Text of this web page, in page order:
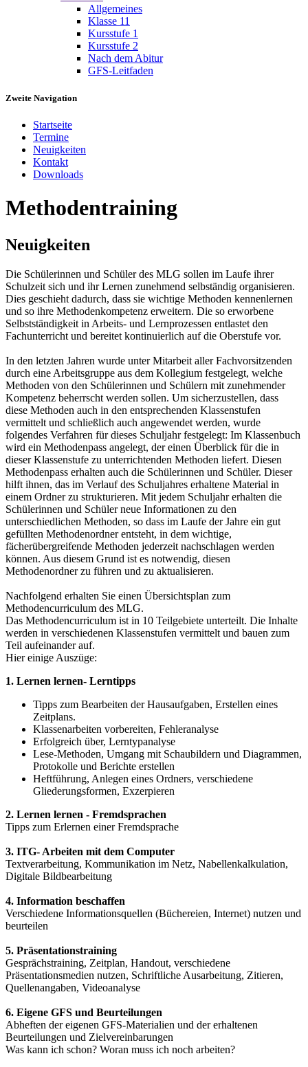
Allgemeines
Klasse 11
Kursstufe 1
Kursstufe 2
Nach dem Abitur
GFS-Leitfaden
Zweite Navigation
Startseite
Termine
Neuigkeiten
Kontakt
Downloads
Methodentraining
Neuigkeiten
Die Schülerinnen und Schüler des MLG sollen im Laufe ihrer
Schulzeit sich und ihr Lernen zunehmend selbständig organisieren.
Dies geschieht dadurch, dass sie wichtige Methoden kennenlernen
und so ihre Methodenkompetenz erweitern. Die so erworbene
Selbstständigkeit in Arbeits- und Lernprozessen entlastet den
Fachunterricht und bereitet kontinuierlich auf die Oberstufe vor.
In den letzten Jahren wurde unter Mitarbeit aller Fachvorsitzenden
durch eine Arbeitsgruppe aus dem Kollegium festgelegt, welche
Methoden von den Schülerinnen und Schülern mit zunehmender
Kompetenz beherrscht werden sollen. Um sicherzustellen, dass
diese Methoden auch in den entsprechenden Klassenstufen
vermittelt und schließlich auch angewendet werden, wurde
folgendes Verfahren für dieses Schuljahr festgelegt: Im Klassenbuch
wird ein Methodenpass angelegt, der einen Überblick für die in
dieser Klassenstufe zu unterrichtenden Methoden liefert. Diesen
Methodenpass erhalten auch die Schülerinnen und Schüler. Dieser
hilft ihnen, das im Verlauf des Schuljahres erhaltene Material in
einem Ordner zu strukturieren. Mit jedem Schuljahr erhalten die
Schülerinnen und Schüler neue Informationen zu den
unterschiedlichen Methoden, so dass im Laufe der Jahre ein gut
gefüllten Methodenordner entsteht, in dem wichtige,
fächerübergreifende Methoden jederzeit nachschlagen werden
können. Aus diesem Grund ist es notwendig, diesen
Methodenordner zu führen und zu aktualisieren.
Nachfolgend erhalten Sie einen Übersichtsplan zum
Methodencurriculum des MLG.
Das Methodencurriculum ist in 10 Teilgebiete unterteilt. Die Inhalte
werden in verschiedenen Klassenstufen vermittelt und bauen zum
Teil aufeinander auf.
Hier einige Auszüge:
1. Lernen lernen- Lerntipps
Tipps zum Bearbeiten der Hausaufgaben, Erstellen eines
Zeitplans.
Klassenarbeiten vorbereiten, Fehleranalyse
Erfolgreich über, Lerntypanalyse
Lese-Methoden, Umgang mit Schaubildern und Diagrammen,
Protokolle und Berichte erstellen
Heftführung, Anlegen eines Ordners, verschiedene
Gliederungsformen, Exzerpieren
2. Lernen lernen - Fremdsprachen
Tipps zum Erlernen einer Fremdsprache
3. ITG- Arbeiten mit dem Computer
Textverarbeitung, Kommunikation im Netz, Nabellenkalkulation,
Digitale Bildbearbeitung
4. Information beschaffen
Verschiedene Informationsquellen (Büchereien, Internet) nutzen und
beurteilen
5. Präsentationstraining
Gesprächstraining, Zeitplan, Handout, verschiedene
Präsentationsmedien nutzen, Schriftliche Ausarbeitung, Zitieren,
Quellenangaben, Videoanalyse
6. Eigene GFS und Beurteilungen
Abheften der eigenen GFS-Materialien und der erhaltenen
Beurteilungen und Zielvereinbarungen
Was kann ich schon? Woran muss ich noch arbeiten?